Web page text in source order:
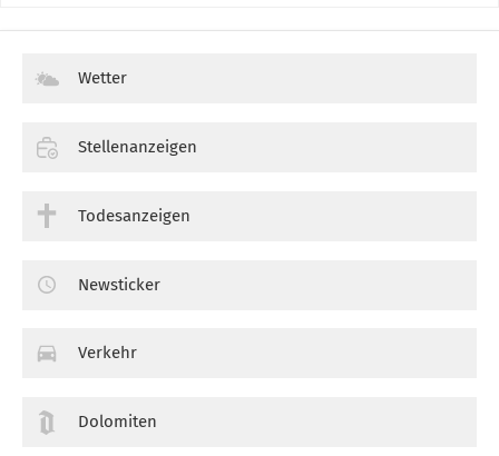
Wetter
Stellenanzeigen
Todesanzeigen
Newsticker
Verkehr
Dolomiten